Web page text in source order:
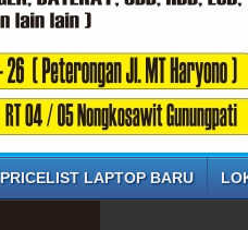
PRICELIST LAPTOP BARU